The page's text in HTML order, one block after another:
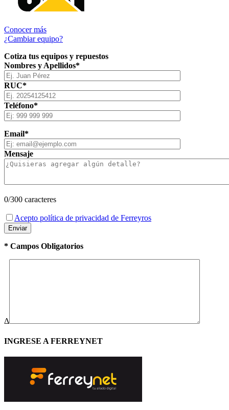
Conocer más
¿Cambiar equipo?
Cotiza tus equipos y repuestos
Nombres y Apellidos*
RUC*
Teléfono*
Email*
Mensaje
0/300 caracteres
Acepto política de privacidad de Ferreyros
* Campos Obligatorios
Δ
INGRESE A FERREYNET